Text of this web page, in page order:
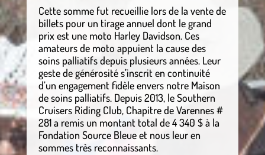
Cette somme fut recueillie lors de la vente de
billets pour un tirage annuel dont le grand
prix est une moto Harley Davidson. Ces
amateurs de moto appuient la cause des
soins palliatifs depuis plusieurs années. Leur
geste de générosité s’inscrit en continuité
d’un engagement fidèle envers notre Maison
de soins palliatifs. Depuis 2013, le Southern
Cruisers Riding Club, Chapitre de Varennes #
281 a remis un montant total de 4 340 $ à la
Fondation Source Bleue et nous leur en
sommes très reconnaissants.